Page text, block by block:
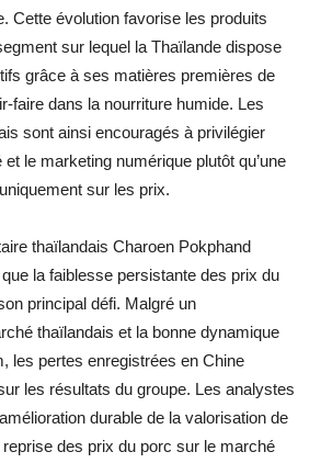
Cette évolution favorise les produits
sur lequel la Thaïlande dispose
grâce à ses matières premières de
faire dans la nourriture humide. Les
sont ainsi encouragés à privilégier
et le marketing numérique plutôt qu’une
sur les prix.
thaïlandais Charoen Pokphand
la faiblesse persistante des prix du
principal défi. Malgré un
thaïlandais et la bonne dynamique
les pertes enregistrées en Chine
les résultats du groupe. Les analystes
durable de la valorisation de
reprise des prix du porc sur le marché